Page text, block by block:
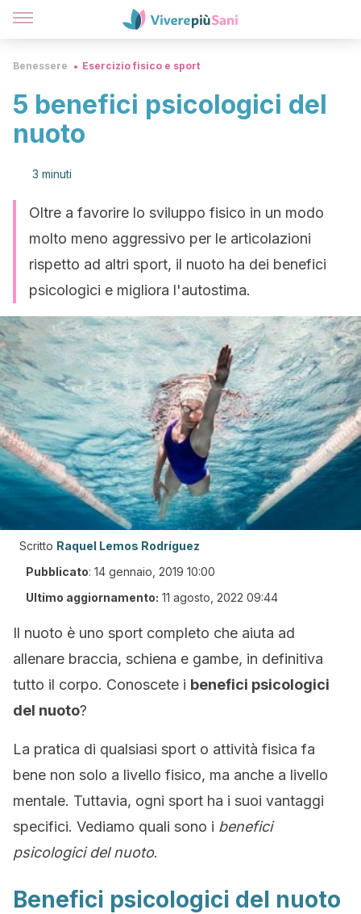
Benessere Esercizio fisico e sport
5 benefici psicologici del
nuoto
3 minuti
Oltre a favorire lo sviluppo fisico in un modo
molto meno aggressivo per le articolazioni
rispetto ad altri sport, il nuoto ha dei benefici
psicologici e migliora l'autostima.
Scritto Raquel Lemos Rodríguez
Pubblicato: 14 gennaio, 2019 10:00
Ultimo aggiornamento: 11 agosto, 2022 09:44
Il nuoto è uno sport completo che aiuta ad
allenare braccia, schiena e gambe, in definitiva
tutto il corpo. Conoscete i benefici psicologici
del nuoto?
La pratica di qualsiasi sport o attività fisica fa
bene non solo a livello fisico, ma anche a livello
mentale. Tuttavia, ogni sport ha i suoi vantaggi
specifici. Vediamo quali sono i benefici
psicologici del nuoto.
Benefici psicologici del nuoto